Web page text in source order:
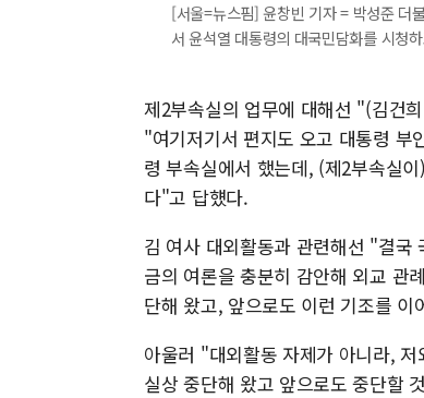
[서울=뉴스핌] 윤창빈 기자 = 박성준 더
서 윤석열 대통령의 대국민담화를 시
제2부속실의 업무에 대해선 "(김건
"여기저기서 편지도 오고 대통령 부
령 부속실에서 했는데, (제2부속실
다"고 답헀다.
김 여사 대외활동과 관련해선 "결국
금의 여론을 충분히 감안해 외교 관
단해 왔고, 앞으로도 이런 기조를 이
아울러 "대외활동 자제가 아니라,
실상 중단해 왔고 앞으로도 중단할